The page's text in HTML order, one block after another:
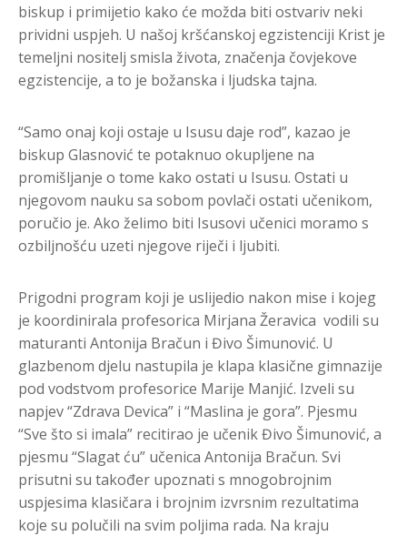
biskup i primijetio kako će možda biti ostvariv neki
prividni uspjeh. U našoj kršćanskoj egzistenciji Krist je
temeljni nositelj smisla života, značenja čovjekove
egzistencije, a to je božanska i ljudska tajna.
“Samo onaj koji ostaje u Isusu daje rod”, kazao je
biskup Glasnović te potaknuo okupljene na
promišljanje o tome kako ostati u Isusu. Ostati u
njegovom nauku sa sobom povlači ostati učenikom,
poručio je. Ako želimo biti Isusovi učenici moramo s
ozbiljnošću uzeti njegove riječi i ljubiti.
Prigodni program koji je uslijedio nakon mise i kojeg
je koordinirala profesorica Mirjana Žeravica vodili su
maturanti Antonija Bračun i Đivo Šimunović. U
glazbenom djelu nastupila je klapa klasične gimnazije
pod vodstvom profesorice Marije Manjić. Izveli su
napjev “Zdrava Devica” i “Maslina je gora”. Pjesmu
“Sve što si imala” recitirao je učenik Đivo Šimunović, a
pjesmu “Slagat ću” učenica Antonija Bračun. Svi
prisutni su također upoznati s mnogobrojnim
uspjesima klasičara i brojnim izvrsnim rezultatima
koje su polučili na svim poljima rada. Na kraju